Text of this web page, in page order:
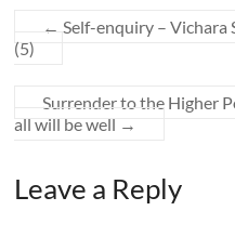
← Self-enquiry – Vichara
(5)
Surrender to the Higher
all will be well →
Leave a Reply